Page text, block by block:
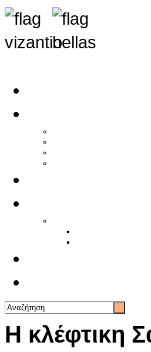
Η κλέφτικη